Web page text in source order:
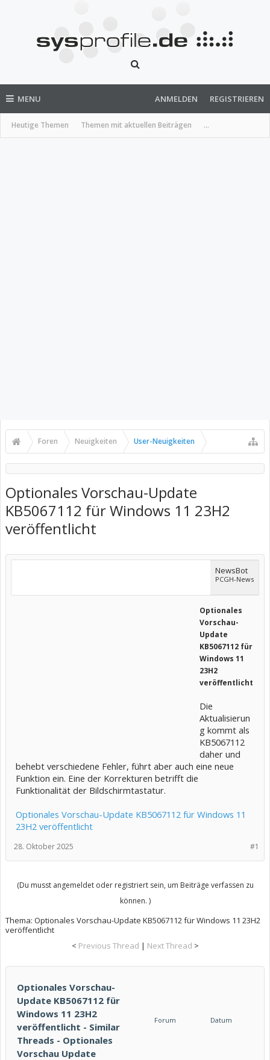
MENU
Heutige Themen Themen mit aktuellen Beiträgen ...
ANMELDEN REGISTRIEREN
Foren Neuigkeiten User-Neuigkeiten
Optionales Vorschau-Update
KB5067112 für Windows 11 23H2
veröffentlicht
NewsBot
PCGH-News
Optionales
Vorschau-
Update
KB5067112 für
Windows 11
23H2
veröffentlicht
Die
Aktualisierun
g kommt als
KB5067112
daher und
behebt verschiedene Fehler, führt aber auch eine neue
Funktion ein. Eine der Korrekturen betrifft die
Funktionalität der Bildschirmtastatur.
Optionales Vorschau-Update KB5067112 für Windows 11
23H2 veröffentlicht
#1
28. Oktober 2025
(Du musst angemeldet oder registriert sein, um Beiträge verfassen zu
können. )
Thema: Optionales Vorschau-Update KB5067112 für Windows 11 23H2
veröffentlicht
< Previous Thread | Next Thread >
Optionales Vorschau-
Update KB5067112 für
Windows 11 23H2
veröffentlicht - Similar
Threads - Optionales
Vorschau Update
Forum Datum